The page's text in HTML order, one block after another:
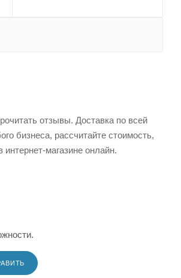
отзывы. Доставка по всей
бизнеса, рассчитайте стоимость,
магазине онлайн.